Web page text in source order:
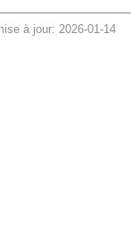
à jour: 2026-01-14